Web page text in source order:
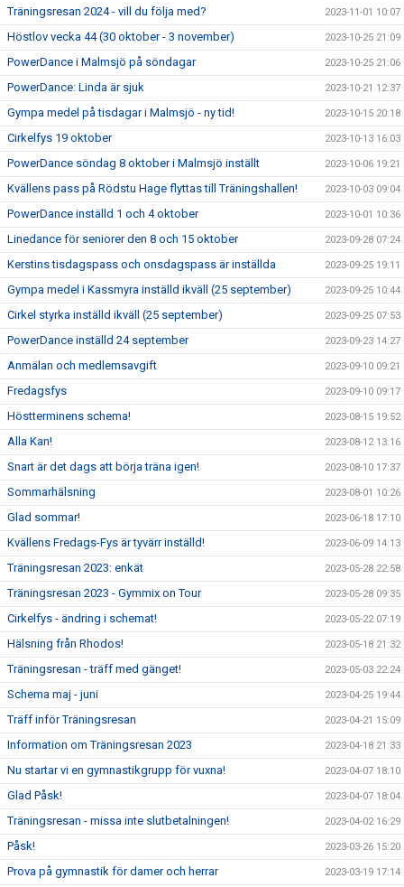
Träningsresan 2024 - vill du följa med? 2023-11-01 10:07
Höstlov vecka 44 (30 oktober - 3 november) 2023-10-25 21:09
PowerDance i Malmsjö på söndagar 2023-10-25 21:06
PowerDance: Linda är sjuk 2023-10-21 12:37
Gympa medel på tisdagar i Malmsjö - ny tid! 2023-10-15 20:18
Cirkelfys 19 oktober 2023-10-13 16:03
PowerDance söndag 8 oktober i Malmsjö inställt 2023-10-06 19:21
Kvällens pass på Rödstu Hage flyttas till Träningshallen! 2023-10-03 09:04
PowerDance inställd 1 och 4 oktober 2023-10-01 10:36
Linedance för seniorer den 8 och 15 oktober 2023-09-28 07:24
Kerstins tisdagspass och onsdagspass är inställda 2023-09-25 19:11
Gympa medel i Kassmyra inställd ikväll (25 september) 2023-09-25 10:44
Cirkel styrka inställd ikväll (25 september) 2023-09-25 07:53
PowerDance inställd 24 september 2023-09-23 14:27
Anmälan och medlemsavgift 2023-09-10 09:21
Fredagsfys 2023-09-10 09:17
Höstterminens schema! 2023-08-15 19:52
Alla Kan! 2023-08-12 13:16
Snart är det dags att börja träna igen! 2023-08-10 17:37
Sommarhälsning 2023-08-01 10:26
Glad sommar! 2023-06-18 17:10
Kvällens Fredags-Fys är tyvärr inställd! 2023-06-09 14:13
Träningsresan 2023: enkät 2023-05-28 22:58
Träningsresan 2023 - Gymmix on Tour 2023-05-28 09:35
Cirkelfys - ändring i schemat! 2023-05-22 07:19
Hälsning från Rhodos! 2023-05-18 21:32
Träningsresan - träff med gänget! 2023-05-03 22:24
Schema maj - juni 2023-04-25 19:44
Träff inför Träningsresan 2023-04-21 15:09
Information om Träningsresan 2023 2023-04-18 21:33
Nu startar vi en gymnastikgrupp för vuxna! 2023-04-07 18:10
Glad Påsk! 2023-04-07 18:04
Träningsresan - missa inte slutbetalningen! 2023-04-02 16:29
Påsk! 2023-03-26 15:20
Prova på gymnastik för damer och herrar 2023-03-19 17:14